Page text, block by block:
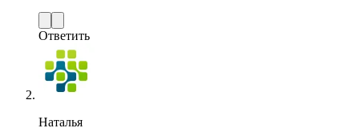
Ответить
Наталья